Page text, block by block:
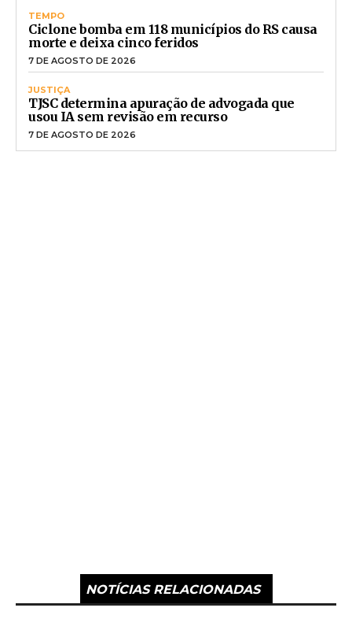
TEMPO
Ciclone bomba em 118 municípios do RS causa
morte e deixa cinco feridos
7 DE AGOSTO DE 2026
JUSTIÇA
TJSC determina apuração de advogada que
usou IA sem revisão em recurso
7 DE AGOSTO DE 2026
NOTÍCIAS RELACIONADAS